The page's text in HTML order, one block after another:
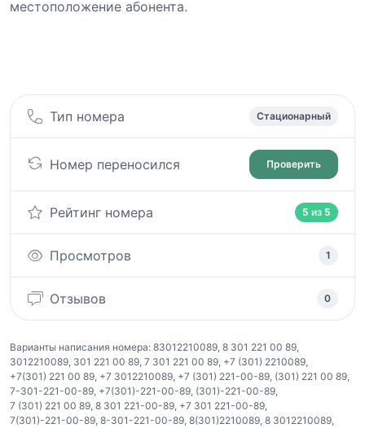
местоположение абонента.
Тип номера Стационарный
Номер переносился Проверить
Рейтинг номера 5 из 5
Просмотров 1
Отзывов 0
Варианты написания номера: 83012210089, 8 301 221 00 89,
3012210089, 301 221 00 89, 7 301 221 00 89, +7 (301) 2210089,
+7(301) 221 00 89, +7 3012210089, +7 (301) 221-00-89, (301) 221 00 89,
7-301-221-00-89, +7(301)-221-00-89, (301)-221-00-89,
7 (301) 221 00 89, 8 301 221-00-89, +7 301 221-00-89,
7(301)-221-00-89, 8-301-221-00-89, 8(301)2210089, 8 3012210089,